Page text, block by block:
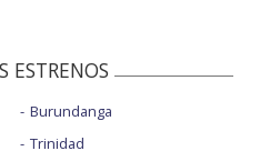
ESTRENOS
Burundanga
Trinidad